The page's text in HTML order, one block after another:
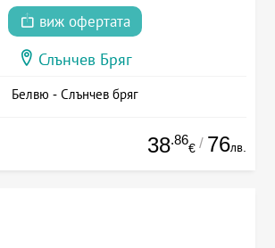
виж офертата
Слънчев Бряг
Белвю - Слънчев бряг
38.86
€ / 76лв.